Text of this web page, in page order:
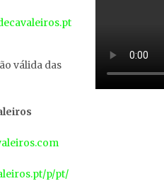
válida das
p/pt/